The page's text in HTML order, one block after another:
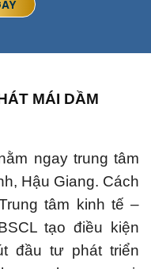
MÁI DẦM
ngay trung tâm
Hậu Giang. Cách
tâm kinh tế –
tạo điều kiện
đầu tư phát triển